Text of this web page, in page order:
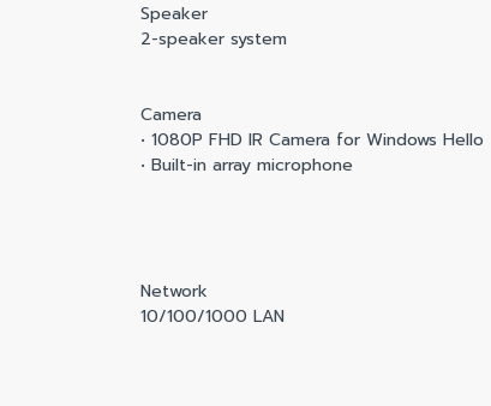
Speaker
2-speaker system
Camera
• 1080P FHD IR Camera for Windows Hello
• Built-in array microphone
Network
10/100/1000 LAN